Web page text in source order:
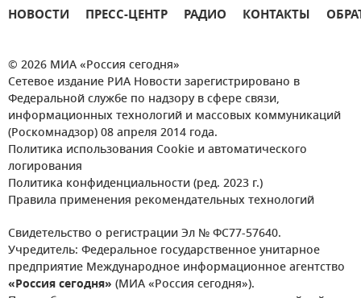
НОВОСТИ ПРЕСС-ЦЕНТР РАДИО КОНТАКТЫ
© 2026 МИА «Россия сегодня»
Сетевое издание РИА Новости зарегистрировано в
Федеральной службе по надзору в сфере связи,
информационных технологий и массовых коммуникаций
(Роскомнадзор) 08 апреля 2014 года.
Политика использования Cookie и автоматического
логирования
Политика конфиденциальности (ред. 2023 г.)
Правила применения рекомендательных технологий
Свидетельство о регистрации Эл № ФС77-57640.
Учредитель: Федеральное государственное унитарное
предприятие Международное информационное агентство
«Россия сегодня» (МИА «Россия сегодня»).